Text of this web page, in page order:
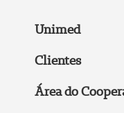
Unimed
Clientes
Área do